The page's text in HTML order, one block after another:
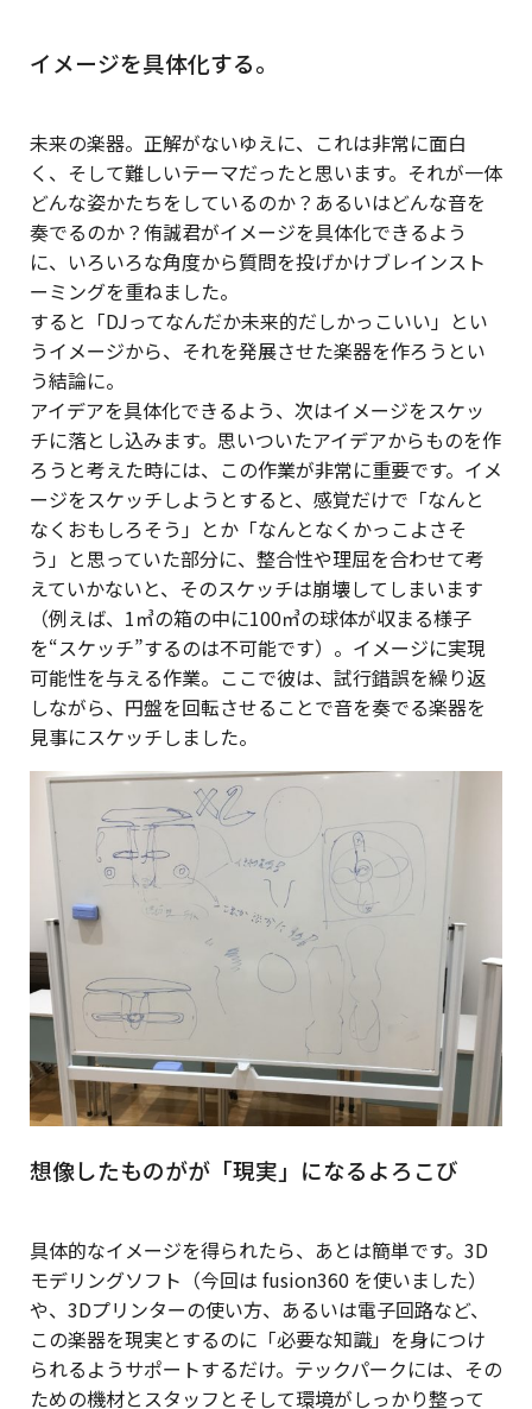
イメージを具体化する。
未来の楽器。正解がないゆえに、これは非常に面白
く、そして難しいテーマだったと思います。それが一体
どんな姿かたちをしているのか？あるいはどんな音を
奏でるのか？侑誠君がイメージを具体化できるよう
に、いろいろな角度から質問を投げかけブレインスト
ーミングを重ねました。
すると「DJってなんだか未来的だしかっこいい」とい
うイメージから、それを発展させた楽器を作ろうとい
う結論に。
アイデアを具体化できるよう、次はイメージをスケッ
チに落とし込みます。思いついたアイデアからものを作
ろうと考えた時には、この作業が非常に重要です。イメ
ージをスケッチしようとすると、感覚だけで「なんと
なくおもしろそう」とか「なんとなくかっこよさそ
う」と思っていた部分に、整合性や理屈を合わせて考
えていかないと、そのスケッチは崩壊してしまいます
（例えば、1㎥の箱の中に100㎥の球体が収まる様子
を“スケッチ”するのは不可能です）。イメージに実現
可能性を与える作業。ここで彼は、試行錯誤を繰り返
しながら、円盤を回転させることで音を奏でる楽器を
見事にスケッチしました。
想像したものがが「現実」になるよろこび
具体的なイメージを得られたら、あとは簡単です。3D
モデリングソフト（今回は fusion360 を使いました）
や、3Dプリンターの使い方、あるいは電子回路など、
この楽器を現実とするのに「必要な知識」を身につけ
られるようサポートするだけ。テックパークには、その
ための機材とスタッフとそして環境がしっかり整って